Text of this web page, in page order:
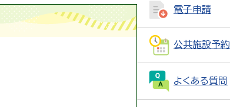
電子申請
公共施設予約
よくある質問